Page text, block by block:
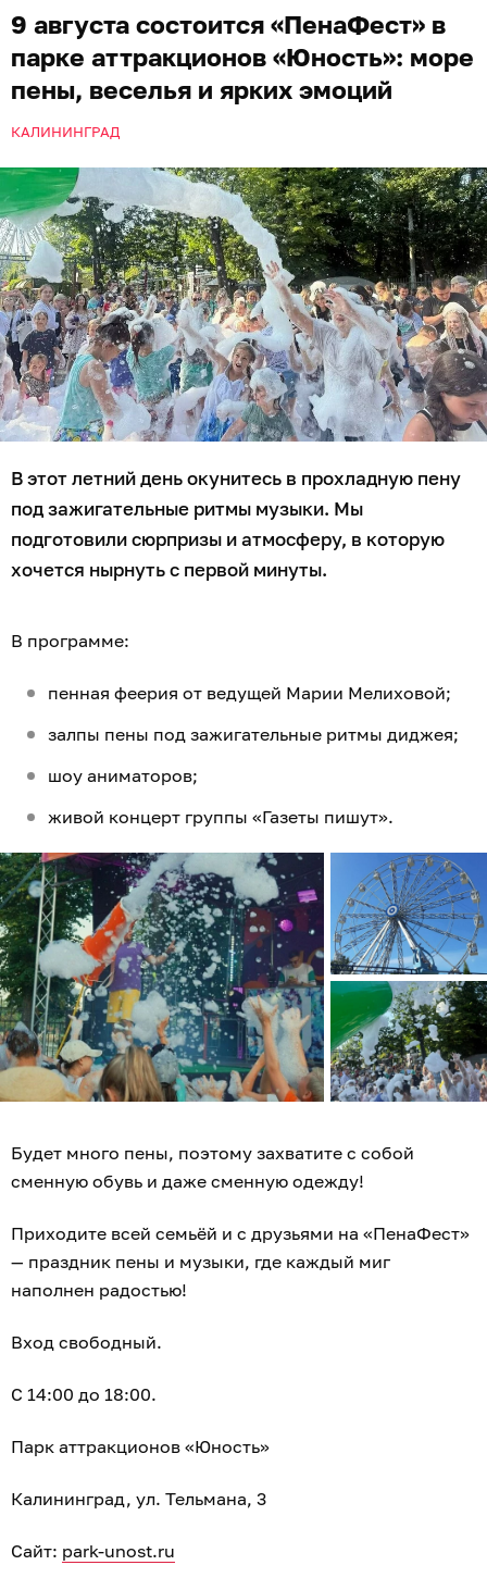
9 августа состоится «ПенаФест» в
парке аттракционов «Юность»: море
пены, веселья и ярких эмоций
КАЛИНИНГРАД
В этот летний день окунитесь в прохладную пену
под зажигательные ритмы музыки. Мы
подготовили сюрпризы и атмосферу, в которую
хочется нырнуть с первой минуты.
В программе:
пенная феерия от ведущей Марии Мелиховой;
залпы пены под зажигательные ритмы диджея;
шоу аниматоров;
живой концерт группы «Газеты пишут».
Будет много пены, поэтому захватите с собой
сменную обувь и даже сменную одежду!
Приходите всей семьёй и с друзьями на «ПенаФест»
— праздник пены и музыки, где каждый миг
наполнен радостью!
Вход свободный.
С 14:00 до 18:00.
Парк аттракционов «Юность»
Калининград, ул. Тельмана, 3
Сайт: park-unost.ru